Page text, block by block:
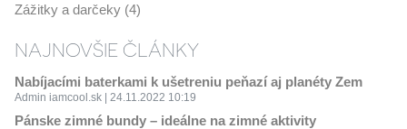
Zážitky a darčeky (4)
NAJNOVŠIE ČLÁNKY
Nabíjacími baterkami k ušetreniu peňazí aj planéty Zem
Admin iamcool.sk | 24.11.2022 10:19
Pánske zimné bundy – ideálne na zimné aktivity